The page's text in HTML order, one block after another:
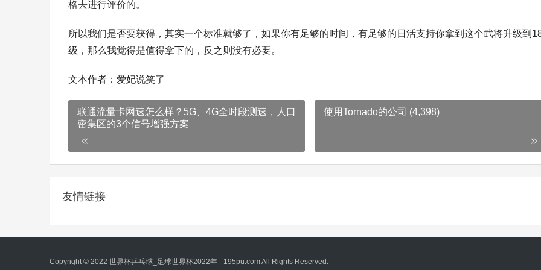
格去进行评价的。
所以我们是否要获得，其实一个标准就够了，如果你有足够的时间，有足够的日活支持你拿到这个武将升级到
级，那么我觉得是值得拿下的，反之则没有必要。
文本作者：爱妃说笑了
‌联通流量卡网速怎么样？5G、4G全时段测速，人口
密集区的3个信号增强方案‌
使用Tornado的公司 (4,398)
友情链接
Copyright © 2022 世界杯乒乓球_足球世界杯2022年 - 195pu.com All Rights Reserved.